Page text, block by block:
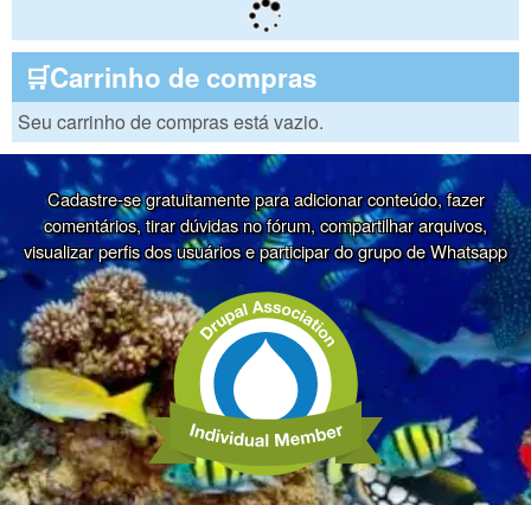
🛒Carrinho de compras
Seu carrinho de compras está vazio.
Cadastre-se gratuitamente para adicionar conteúdo, fazer
comentários, tirar dúvidas no fórum, compartilhar arquivos,
visualizar perfis dos usuários e participar do grupo de Whatsapp